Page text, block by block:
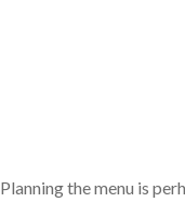
Planning the menu is